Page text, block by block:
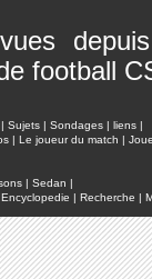
football
| Sujets | Sondages | liens |
| Le joueur du match |
| Sedan |
Encyclopedie | Recherche |